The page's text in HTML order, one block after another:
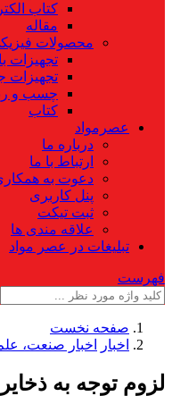
کتاب
مقاله
محصولات
تجهیزات
تجهیزات
چسب و
کتاب
عصرمواد
درباره ما
ارتباط با ما
دعوت به همکاری
پنل کاربری
ثبت تیکت
علاقه مندی ها
تبلیغات در عصر مواد
فهرست
صفحه نخست
اخبار
اخبار صنعت،
لزوم توجه به